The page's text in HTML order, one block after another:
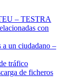
– TESTRA
con
un ciudadano –
tráfico
de ficheros